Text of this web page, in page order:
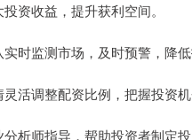
资收益，提升获利空间。
时监测市场，及时预警，降低
活调整配资比例，把握投资机
析师指导，帮助投资者制定投